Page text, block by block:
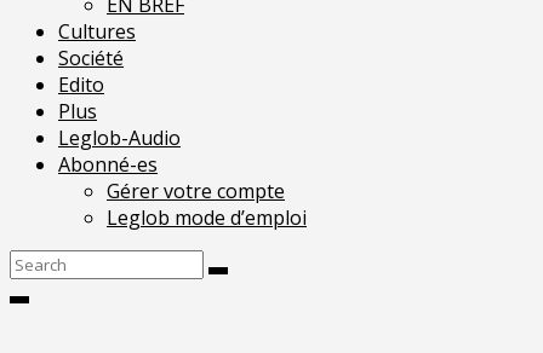
Cultures
Société
Edito
Plus
Leglob-Audio
Abonné-es
Gérer votre compte
Leglob mode d’emploi
Search